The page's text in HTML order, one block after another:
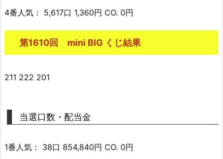
4番人気： 5,617口 1,360円 CO. 0円
第1610回 mini BIG くじ結果
211 222 201
当選口数・配当金
1番人気： 38口 854,840円 CO. 0円